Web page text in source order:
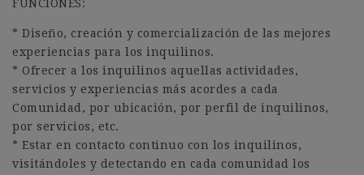
FUNCIONES:
* Diseño, creación y comercialización de las mejores
experiencias para los inquilinos.
* Ofrecer a los inquilinos aquellas actividades,
servicios y experiencias más acordes a cada
Comunidad, por ubicación, por perfil de inquilinos,
por servicios, etc.
* Estar en contacto continuo con los inquilinos,
visitándoles y detectando en cada comunidad los